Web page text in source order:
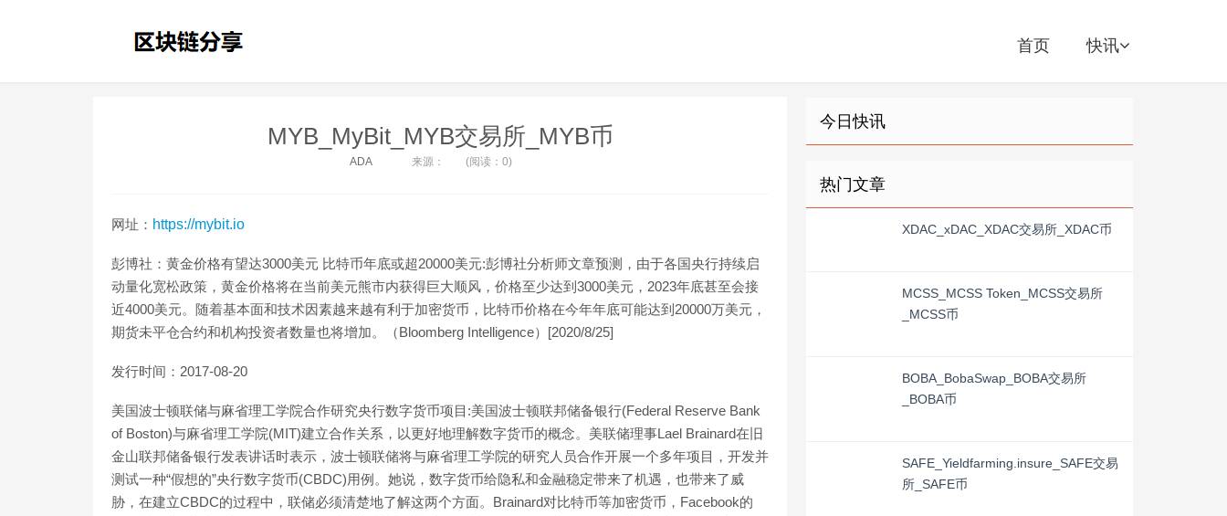
首页 快讯
MYB_MyBit_MYB交易所_MYB币
ADA 来源： (阅读：0)
网址： https://mybit.io
彭博社：黄金价格有望达3000美元 比特币年底或超20000美元:彭博社分析师文章预测，由于各国央行持续启
动量化宽松政策，黄金价格将在当前美元熊市内获得巨大顺风，价格至少达到3000美元，2023年底甚至会接
近4000美元。随着基本面和技术因素越来越有利于加密货币，比特币价格在今年年底可能达到20000万美元，
期货未平仓合约和机构投资者数量也将增加。（Bloomberg Intelligence）[2020/8/25]
发行时间：2017-08-20
美国波士顿联储与麻省理工学院合作研究央行数字货币项目:美国波士顿联邦储备银行(Federal Reserve Bank
of Boston)与麻省理工学院(MIT)建立合作关系，以更好地理解数字货币的概念。美联储理事Lael Brainard在旧
金山联邦储备银行发表讲话时表示，波士顿联储将与麻省理工学院的研究人员合作开展一个多年项目，开发并
测试一种“假想的”央行数字货币(CBDC)用例。她说，数字货币给隐私和金融稳定带来了机遇，也带来了威
胁，在建立CBDC的过程中，联储必须清楚地了解这两个方面。Brainard对比特币等加密货币，Facebook的
今日快讯
热门文章
XDAC_xDAC_XDAC交易所_XDAC币
MCSS_MCSS Token_MCSS交易所
_MCSS币
BOBA_BobaSwap_BOBA交易所
_BOBA币
SAFE_Yieldfarming.insure_SAFE交易
所_SAFE币